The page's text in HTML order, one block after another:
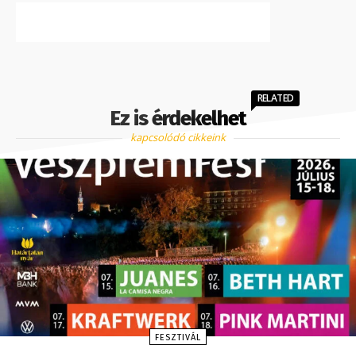
Ez is érdekelhet
RELATED
kapcsolódó cikkeink
FESZTIVÁL